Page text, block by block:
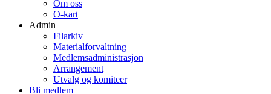
Om oss
O-kart
Admin
Filarkiv
Materialforvaltning
Medlemsadministrasjon
Arrangement
Utvalg og komiteer
Bli medlem